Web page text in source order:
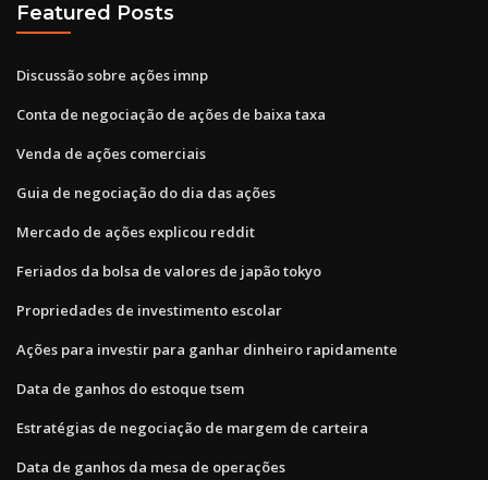
Featured Posts
Discussão sobre ações imnp
Conta de negociação de ações de baixa taxa
Venda de ações comerciais
Guia de negociação do dia das ações
Mercado de ações explicou reddit
Feriados da bolsa de valores de japão tokyo
Propriedades de investimento escolar
Ações para investir para ganhar dinheiro rapidamente
Data de ganhos do estoque tsem
Estratégias de negociação de margem de carteira
Data de ganhos da mesa de operações